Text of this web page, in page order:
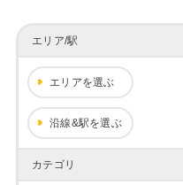
エリア/駅
エリアを選ぶ
沿線&駅を選ぶ
カテゴリ